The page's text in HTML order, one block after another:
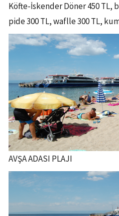
Köfte-İskender Döner 450 TL,
pide 300 TL, waflle 300 TL,
AVŞA ADASI PLAJI